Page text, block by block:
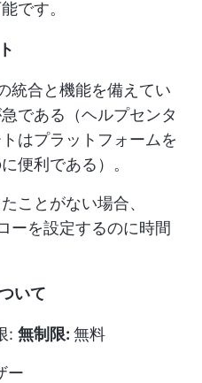
です。
統合と機能を備えてい
である（ヘルプセンタ
はプラットフォームを
便利である）。
ことがない場合、
ーを設定するのに時間
いて
: 無制限: 無料
ー